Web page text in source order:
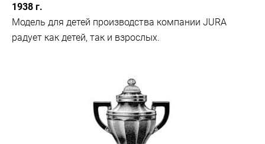
1938 г.
Модель для детей производства компании JURA
радует как детей, так и взрослых.